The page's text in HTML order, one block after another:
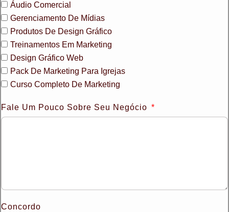
Áudio Comercial
Gerenciamento De Mídias
Produtos De Design Gráfico
Treinamentos Em Marketing
Design Gráfico Web
Pack De Marketing Para Igrejas
Curso Completo De Marketing
Fale Um Pouco Sobre Seu Negócio
Concordo